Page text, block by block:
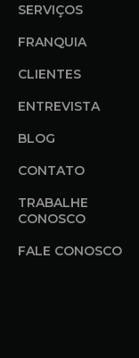
SERVIÇOS
FRANQUIA
CLIENTES
ENTREVISTA
BLOG
CONTATO
TRABALHE
CONOSCO
FALE CONOSCO